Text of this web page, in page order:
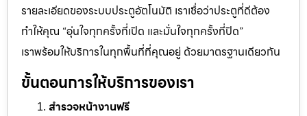
รายละเอียดของระบบประตูอัตโนมัติ เราเชื่อว่าประตูที่ดีต้อง
ทำให้คุณ “อุ่นใจทุกครั้งที่เปิด และมั่นใจทุกครั้งที่ปิด”
เราพร้อมให้บริการในทุกพื้นที่ที่คุณอยู่ ด้วยมาตรฐานเดียวกัน
ขั้นตอนการให้บริการของเรา
สำรวจหน้างานฟรี